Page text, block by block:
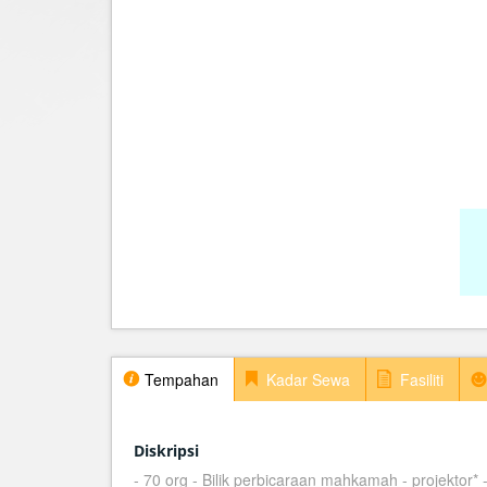
Tempahan Kadar Sewa Fasiliti
Diskripsi
- 70 org - Bilik perbicaraan mahkamah - projektor*